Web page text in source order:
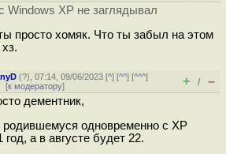
Windows XP не заглядывал
просто хомяк. Что ты забыл на этом
(?), 07:14, 09/06/2023 [^] [^^] [^^^]
[к модератору] + / –
дементник,
родившемуся одновременно с XP
год, а в августе будет 22.